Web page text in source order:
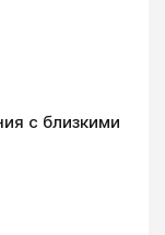
с близкими